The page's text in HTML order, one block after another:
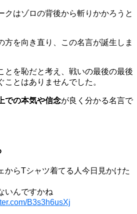
クはゾロの背後から斬りかかろうと
方を向き直り、この名言が誕生しま
とを恥だと考え、戦いの最後の最後
ことはありませんでした。
での本気や信念が良く分かる名言で
らTシャツ着てる人今日見かけた
いんですかね
B3s3h6usXj